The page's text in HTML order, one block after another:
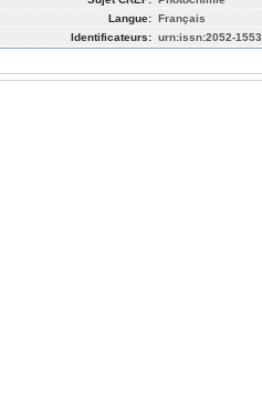
Langue: Français
Identificateurs: urn:issn:2052-1553